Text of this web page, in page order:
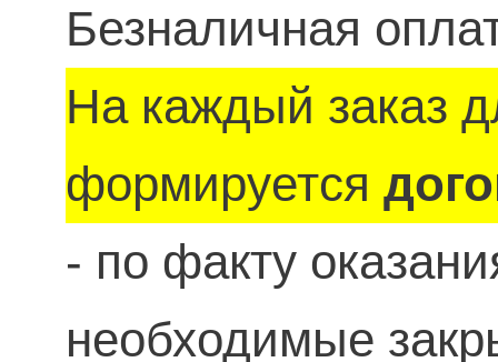
Безналичная
На каждый заказ
формируется
- по факту
необходимые